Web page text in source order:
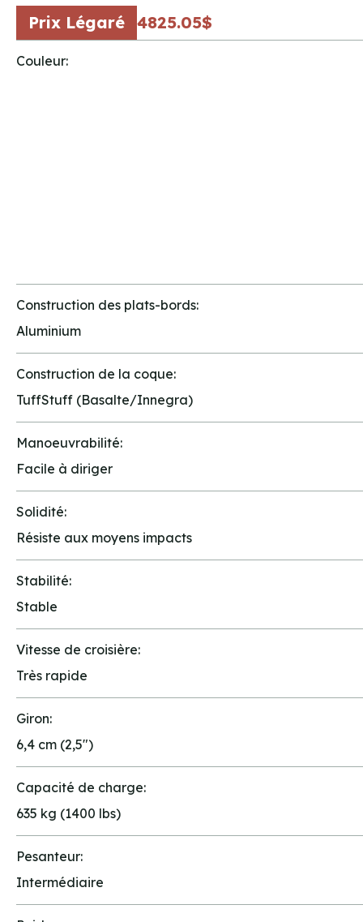
Prix Légaré 4825.05$
Couleur:
Construction des plats-bords:
Aluminium
Construction de la coque:
TuffStuff (Basalte/Innegra)
Manoeuvrabilité:
Facile à diriger
Solidité:
Résiste aux moyens impacts
Stabilité:
Stable
Vitesse de croisière:
Très rapide
Giron:
6,4 cm (2,5")
Capacité de charge:
635 kg (1400 lbs)
Pesanteur:
Intermédiaire